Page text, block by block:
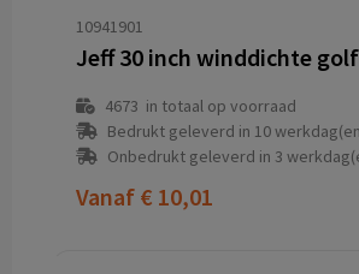
10941901
Jeff 30 inch winddichte
4673 in totaal op voorraad
Bedrukt geleverd in 10
Onbedrukt geleverd in 3
Vanaf € 10,01